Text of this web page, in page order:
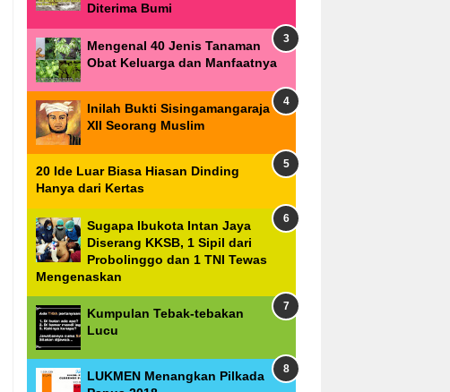
Diterima Bumi
Mengenal 40 Jenis Tanaman
Obat Keluarga dan Manfaatnya
Inilah Bukti Sisingamangaraja
XII Seorang Muslim
20 Ide Luar Biasa Hiasan Dinding
Hanya dari Kertas
Sugapa Ibukota Intan Jaya
Diserang KKSB, 1 Sipil dari
Probolinggo dan 1 TNI Tewas
Mengenaskan
Kumpulan Tebak-tebakan
Lucu
LUKMEN Menangkan Pilkada